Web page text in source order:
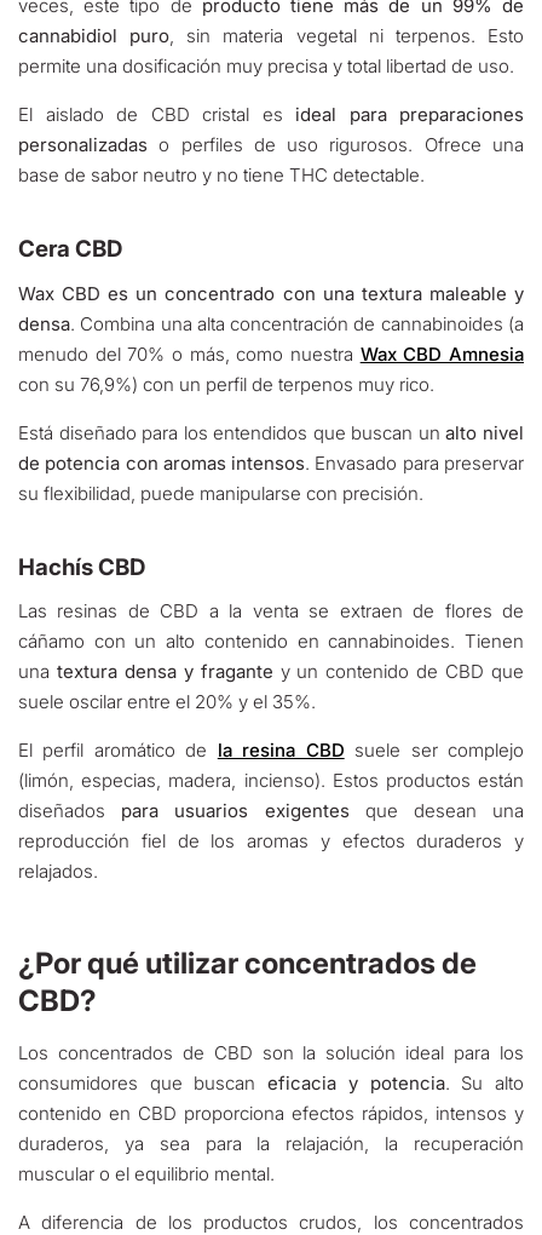
veces, este tipo de producto tiene más de un 99% de
cannabidiol puro, sin materia vegetal ni terpenos. Esto
permite una dosificación muy precisa y total libertad de uso.
El aislado de CBD cristal es ideal para preparaciones
personalizadas o perfiles de uso rigurosos. Ofrece una
base de sabor neutro y no tiene THC detectable.
Cera CBD
Wax CBD es un concentrado con una textura maleable y
densa. Combina una alta concentración de cannabinoides (a
menudo del 70% o más, como nuestra Wax CBD Amnesia
con su 76,9%) con un perfil de terpenos muy rico.
Está diseñado para los entendidos que buscan unalto nivel
de potencia con aromas intensos. Envasado para preservar
su flexibilidad, puede manipularse con precisión.
Hachís CBD
Las resinas de CBD a la venta se extraen de flores de
cáñamo con un alto contenido en cannabinoides. Tienen
una textura densa y fragante y un contenido de CBD que
suele oscilar entre el 20% y el 35%.
El perfil aromático de la resina CBD suele ser complejo
(limón, especias, madera, incienso). Estos productos están
diseñados para usuarios exigentes que desean una
reproducción fiel de los aromas y efectos duraderos y
relajados.
¿Por qué utilizar concentrados de
CBD?
Los concentrados de CBD son la solución ideal para los
consumidores que buscaneficacia y potencia. Su alto
contenido en CBD proporciona efectos rápidos, intensos y
duraderos, ya sea para la relajación, la recuperación
muscular o el equilibrio mental.
A diferencia de los productos crudos, los concentrados